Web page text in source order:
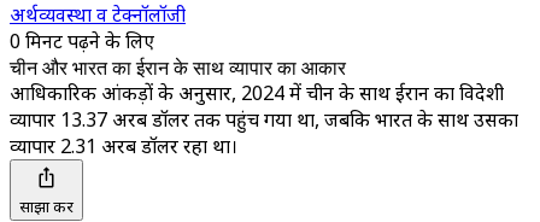
अर्थव्यवस्था व टेक्नॉलॉजी
0 मिनट पढ़ने के लिए
चीन और भारत का ईरान के साथ व्यापार का आकार
आधिकारिक आंकड़ों के अनुसार, 2024 में चीन के साथ ईरान का विदेशी
व्यापार 13.37 अरब डॉलर तक पहुंच गया था, जबकि भारत के साथ उसका
व्यापार 2.31 अरब डॉलर रहा था।
साझा करें